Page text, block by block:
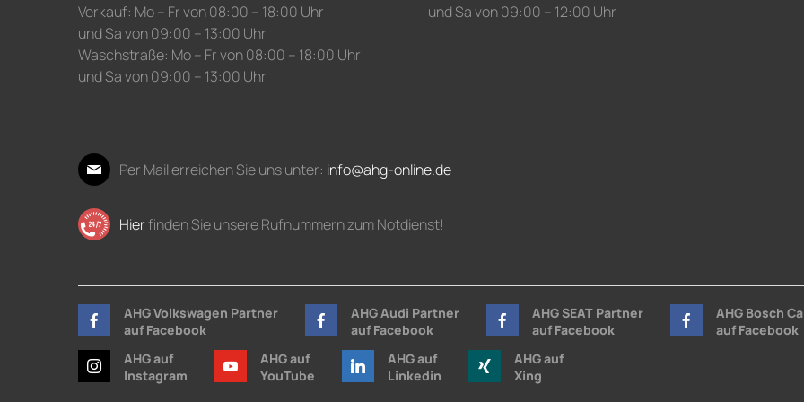
Verkauf: Mo – Fr von 08:00 – 18:00 Uhr
und Sa von 09:00 – 13:00 Uhr
Waschstraße: Mo – Fr von 08:00 – 18:00 Uhr
und Sa von 09:00 – 13:00 Uhr
und Sa von 09:00 – 12:00 Uhr
Per Mail erreichen Sie uns unter: info@ahg-online.de
Hierfinden Sie unsere Rufnummern zum Notdienst!
AHG Volkswagen Partner
auf Facebook
AHG Audi Partner
auf Facebook
AHG SEAT Partner
auf Facebook
AHG Bosch
auf Facebook
AHG auf
Instagram
AHG auf
YouTube
AHG auf
Linkedin
AHG auf
Xing